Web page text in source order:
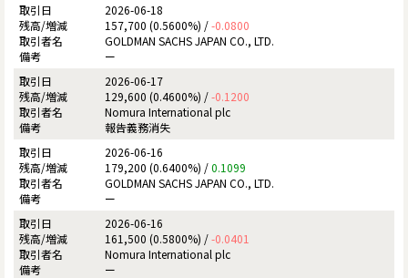
2026-06-18
157,700 (0.5600%) /-0.0800
GOLDMAN SACHS JAPAN CO., LTD.
ー
2026-06-17
129,600 (0.4600%) /-0.1200
Nomura International plc
報告義務消失
2026-06-16
179,200 (0.6400%) /0.1099
GOLDMAN SACHS JAPAN CO., LTD.
ー
2026-06-16
161,500 (0.5800%) /-0.0401
Nomura International plc
ー